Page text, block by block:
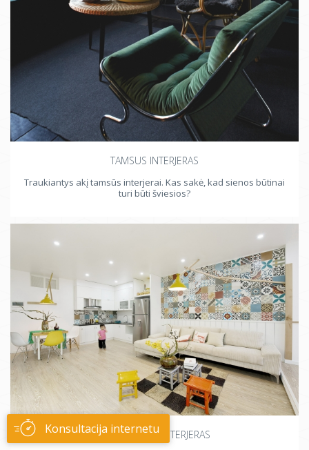
TAMSUS INTERJERAS
Traukiantys akį tamsūs interjerai. Kas sakė, kad sienos būtinai
turi būti šviesios?
KITOKS BUTO INTERJERAS
Konsultacija internetu